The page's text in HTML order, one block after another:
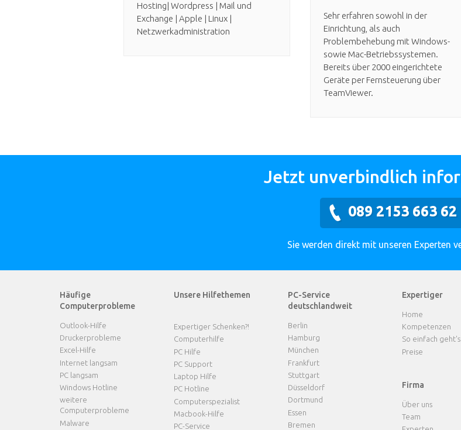
Hosting| Wordpress | Mail und
Exchange | Apple | Linux |
Netzwerkadministration
Sehr erfahren sowohl in der
Einrichtung, als auch
Problembehebung mit Windows-
sowie Mac-Betriebssystemen.
Bereits über 2000 eingerichtete
Geräte per Fernsteuerung über
TeamViewer.
Jetzt unverbindlich
089 2153 663 62
Sie werden direkt mit unseren Experten
Häufige
Computerprobleme
Outlook-Hilfe
Druckerprobleme
Excel-Hilfe
Internet langsam
PC langsam
Windows Hotline
weitere
Computerprobleme
Malware
Unsere Hilfethemen
Expertiger Schenken?!
Computerhilfe
PC Hilfe
PC Support
Laptop Hilfe
PC Hotline
Computerspezialist
Macbook-Hilfe
PC-Service
PC-Service
deutschlandweit
Berlin
Hamburg
München
Frankfurt
Stuttgart
Düsseldorf
Dortmund
Essen
Bremen
Expertiger
Home
Kompetenzen
So einfach geht's
Preise
Firma
Über uns
Team